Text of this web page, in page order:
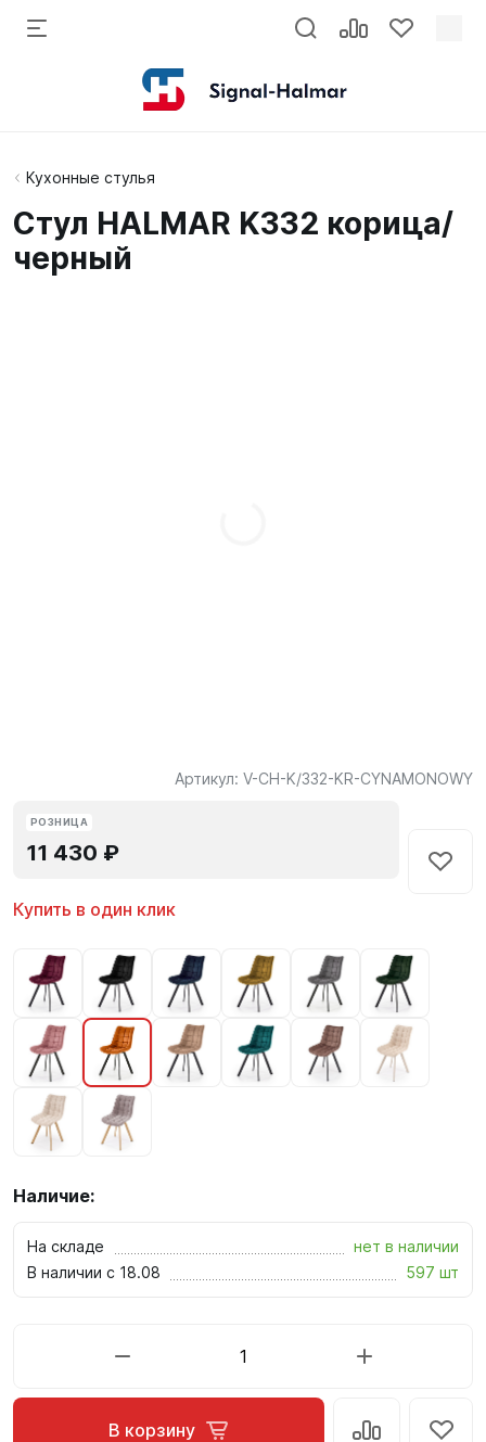
Кухонные стулья
Стул HALMAR K332 корица/
черный
Артикул: V-CH-K/332-KR-CYNAMONOWY
РОЗНИЦА
11 430 ₽
Купить в один клик
Наличие:
На складе
нет в наличии
В наличии с 18.08
597 шт
В корзину